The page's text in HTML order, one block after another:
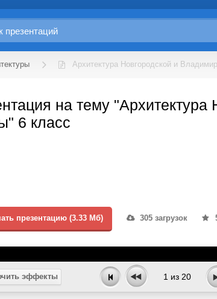
Архитектура Новгородской и
на тему
6 класс
презентацию (3.33 Мб) 305 загрузок
эффекты 1 из 20